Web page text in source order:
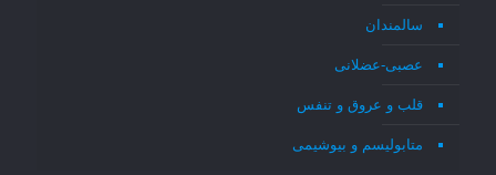
سالمندان
عصبی-عضلانی
قلب و عروق و تنفس
متابولیسم و بیوشیمی